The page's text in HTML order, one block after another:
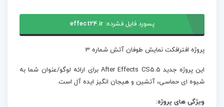
پسورد فایل فشرده:effect24.ir
پروژه افترافکت نمایش طوفان آتش شماره 3
این پروژه جدید After Effects CS5.5 برای ارائه لوگو/عنوان شما به
شیوه ای حماسی، آتشین و هیجان انگیز ایده آل است.
ویژگی های پروژه: